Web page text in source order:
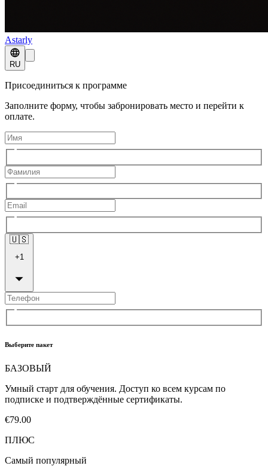
Astarly
RU
Присоединиться к программе
Заполните форму, чтобы забронировать место и перейти к
оплате.
🇺🇸
+1
Выберите пакет
БАЗОВЫЙ
Умный старт для обучения. Доступ ко всем курсам по
подписке и подтверждённые сертификаты.
€79.00
ПЛЮС
Самый популярный